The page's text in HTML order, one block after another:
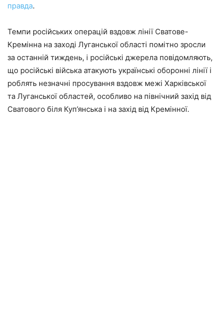
правда.
Темпи російських операцій вздовж лінії Сватове-
Кремінна на заході Луганської області помітно зросли
за останній тиждень, і російські джерела повідомляють,
що російські війська атакують українські оборонні лінії і
роблять незначні просування вздовж межі Харківської
та Луганської областей, особливо на північний захід від
Сватового біля Куп’янська і на захід від Кремінної.